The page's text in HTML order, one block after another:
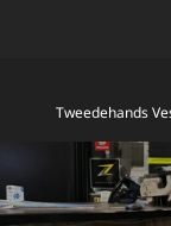
Tweedehands